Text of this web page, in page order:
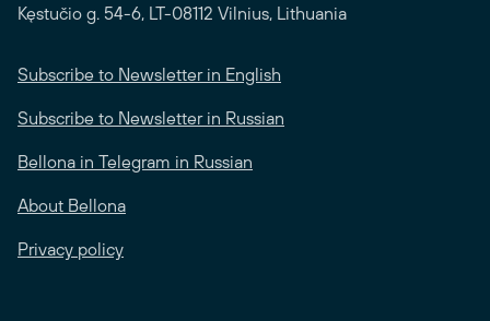
Kęstučio g. 54-6, LT-08112 Vilnius, Lithuania
Subscribe to Newsletter in English
Subscribe to Newsletter in Russian
Bellona in Telegram in Russian
About Bellona
Privacy policy